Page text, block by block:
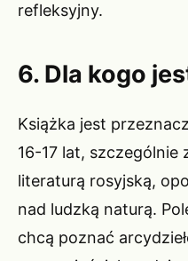
refleksyjny.
6. Dla kogo
Książka jest
16-17 lat, szczególnie
literaturą rosyjską,
nad ludzką naturą.
chcą poznać